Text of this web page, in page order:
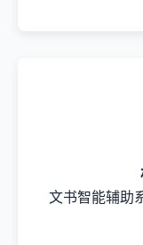
文书智能辅助